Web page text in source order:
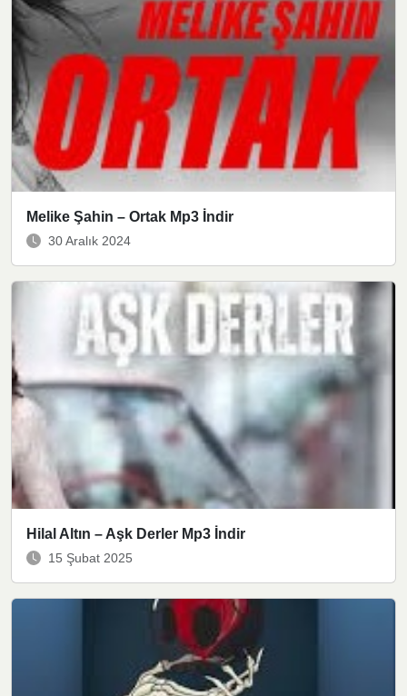
Melike Şahin – Ortak Mp3 İndir
30 Aralık 2024
Hilal Altın – Aşk Derler Mp3 İndir
15 Şubat 2025